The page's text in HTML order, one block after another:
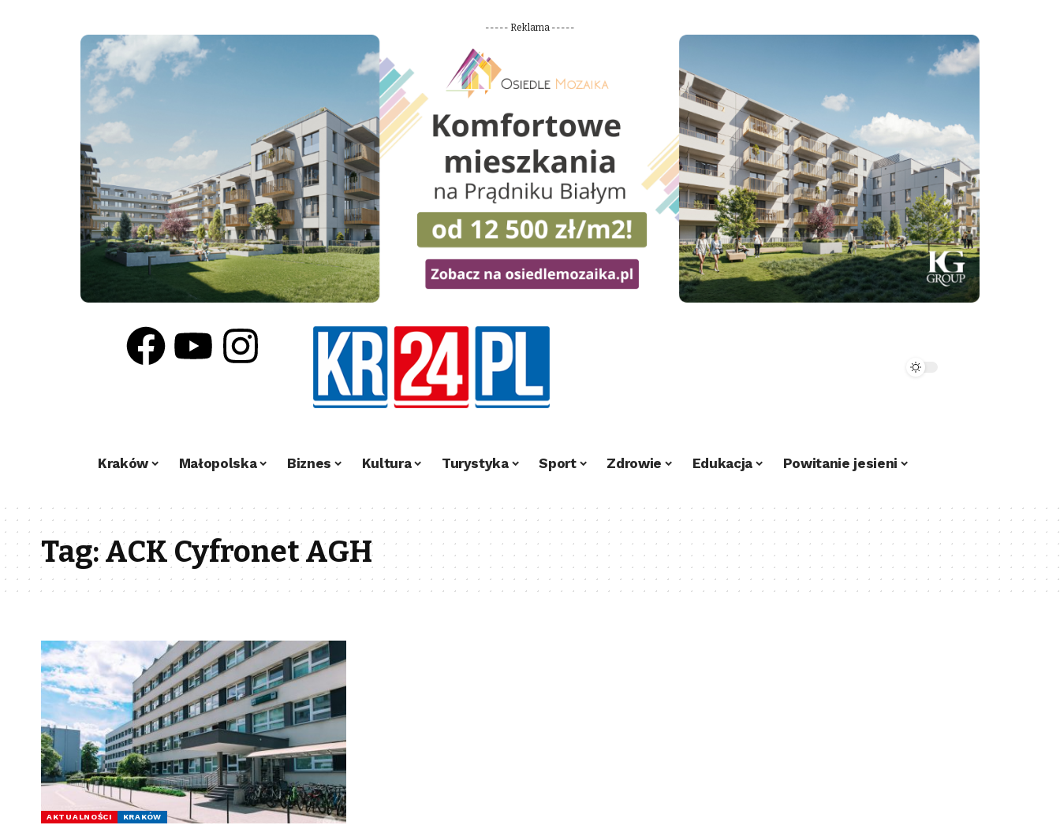
----- Reklama -----
Kraków Małopolska Biznes Kultura Turystyka Sport Zdrowie Edukacja Powitanie jesieni
Tag:ACK Cyfronet AGH
AKTUALNOŚCI KRAKÓW